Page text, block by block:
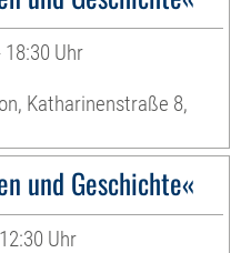
18:30 Uhr
Katharinenstraße 8,
und Geschichte«
Uhr